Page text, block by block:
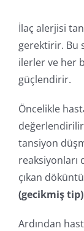
İlaç alerjisi
gerektirir. Bu
ilerler ve her
güçlendirir.
Öncelikle
tansiyon
çıkan
(gecikmiş tip)
Ardından